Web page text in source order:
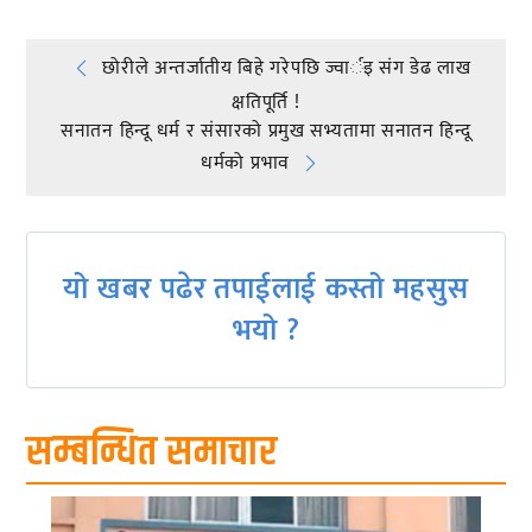
Post
navigation
छोरीले अन्तर्जातीय बिहे गरेपछि ज्वार्इ संग डेढ लाख
क्षतिपूर्ति !
सनातन हिन्दू धर्म र संसारको प्रमुख सभ्यतामा सनातन हिन्दू
धर्मको प्रभाव
यो खबर पढेर तपाईलाई कस्तो महसुस
भयो ?
सम्बन्धित समाचार